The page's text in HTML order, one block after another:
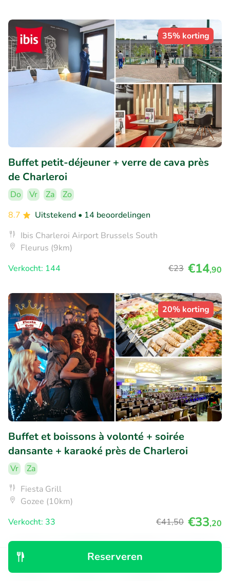
Reserveren
35% korting
Buffet petit-déjeuner + verre de cava près
de Charleroi
Do Vr Za
Zo
8.7
Uitstekend • 14 beoordelingen
Ibis Charleroi Airport Brussels South
Fleurus (9km)
Verkocht: 144
€23 €14,90
20% korting
Buffet et boissons à volonté + soirée
dansante + karaoké près de Charleroi
Vr
Za
Fiesta Grill
Gozee (10km)
Verkocht: 33
€41,50 €33,20